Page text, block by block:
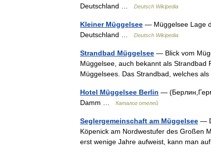
Deutschland …
Deutsch Wikipedia
Kleiner Müggelsee — Müggelsee Lage
Deutschland …
Deutsch Wikipedia
Strandbad Müggelsee — Blick vom
Müggelsee, auch bekannt als
Müggelsees. Das Strandbad, welches
Hotel Müggelsee Berlin —
Damm …
Каталог отелей
Seglergemeinschaft am Müggelsee —
Köpenick am Nordwestufer des Großen
erst wenige Jahre aufweist, kann man